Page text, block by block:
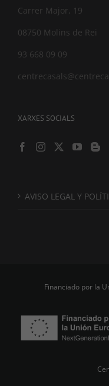
Carrer Major, 19
08750 Molins de Rei
93 668 09 09
XARXES SOCIALS
AVISO LEGAL Y
Financiado por la